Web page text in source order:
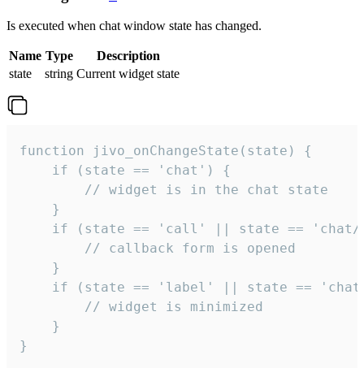
Is executed when chat window state has changed.
Name Type
Description
state
string Current widget state
function jivo_onChangeState(state) {
    if (state == 'chat') {
        // widget is in the chat state
    }
if (state == 'call' || state ==
        // callback form is opened
    }
if (state == 'label' || state ==
        // widget is minimized
    }
}